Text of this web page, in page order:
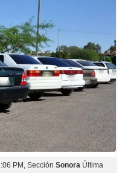
PM , Sección Sonora Última